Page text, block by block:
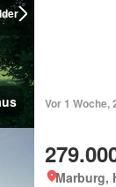
Vor 1 Woche,
Marburg,